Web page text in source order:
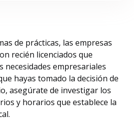
de prácticas, las empresas
recién licenciados que
necesidades empresariales
hayas tomado la decisión de
asegúrate de investigar los
y horarios que establece la